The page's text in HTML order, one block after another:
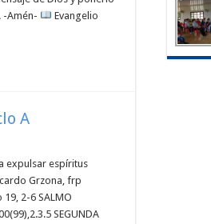
-Amén-
Evangelio
A
expulsar espíritus
Grzona, frp
19, 2-6 SALMO
SEGUNDA